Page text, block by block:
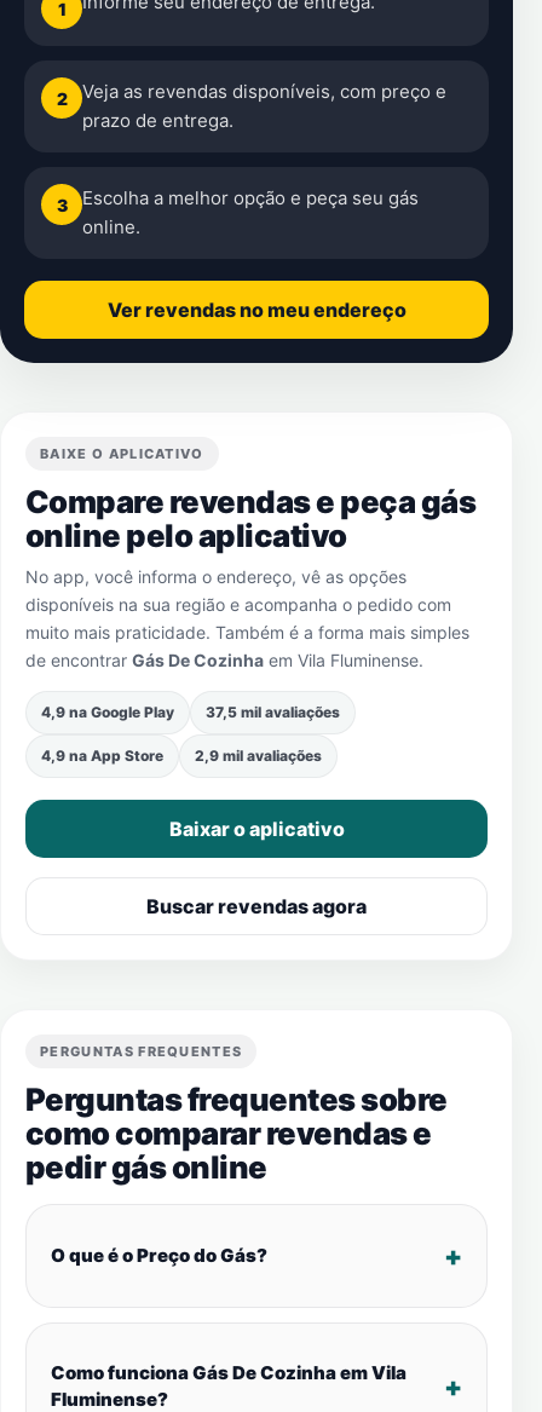
1
2
Veja as revendas disponíveis, com preço e
prazo de entrega.
3
Escolha a melhor opção e peça seu gás
online.
Ver revendas no meu endereço
BAIXE O APLICATIVO
Compare revendas e peça gás
online pelo aplicativo
No app, você informa o endereço, vê as opções
disponíveis na sua região e acompanha o pedido com
muito mais praticidade. Também é a forma mais simples
de encontrar Gás De Cozinha em Vila Fluminense.
4,9 na Google Play 37,5 mil avaliações
4,9 na App Store 2,9 mil avaliações
Baixar o aplicativo
Buscar revendas agora
PERGUNTAS FREQUENTES
Perguntas frequentes sobre
como comparar revendas e
pedir gás online
O que é o Preço do Gás?
Como funciona Gás De Cozinha em Vila
Fluminense?